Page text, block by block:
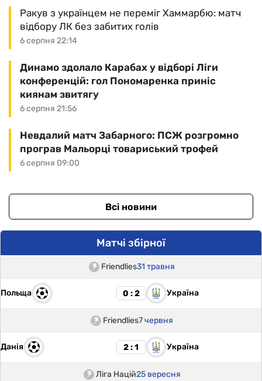
6 серпня 22:14
Ракув з українцем не переміг Хаммарбю: матч
відбору ЛК без забитих голів
6 серпня 21:56
Динамо здолало Карабах у відборі Ліги
конференцій: гол Пономаренка приніс
киянам звитягу
6 серпня 09:00
Невдалий матч Забарного: ПСЖ розгромно
програв Мальорці товариський трофей
Всі новини
Матчі збірної
Friendlies31 травня
Польща 0 : 2 Україна
Friendlies7 червня
Данія 2 : 1 Україна
Ліга Націй25 вересня